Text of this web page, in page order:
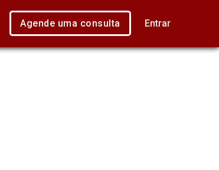
Agende uma consulta Entrar